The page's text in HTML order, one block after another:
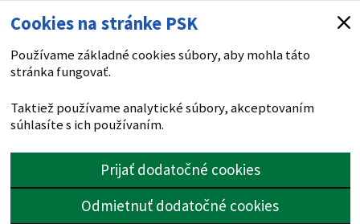
Cookies na stránke PSK
Používame základné cookies súbory, aby mohla táto
stránka fungovať.
Taktiež používame analytické súbory, akceptovaním
súhlasíte s ich používaním.
Prijať dodatočné cookies
Odmietnuť dodatočné cookies